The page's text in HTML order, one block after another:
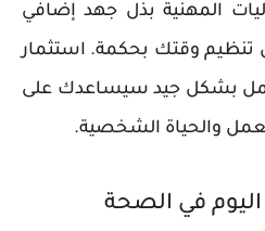
المهنية بذل جهد إضافي
تنظيم وقتك بحكمة. استثمار
بشكل جيد سيساعدك على
والحياة الشخصية.
في الصحة